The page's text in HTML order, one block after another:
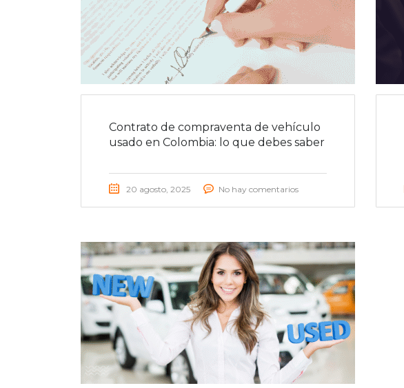
Contrato de compraventa de vehículo
usado en Colombia: lo que debes saber
20 agosto, 2025 No hay comentarios